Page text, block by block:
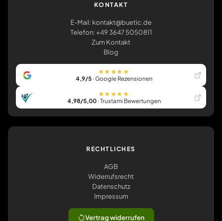
KONTAKT
E-Mail: kontakt@buetic.de
Telefon: +49 3647 5050811
Zum Kontakt
Blog
★★★★★
4,9/5· Google Rezensionen
★★★★★
4,98/5,00· Trustami Bewertungen
RECHTLICHES
AGB
Widerrufsrecht
Datenschutz
Impressum
Vertrag widerrufen